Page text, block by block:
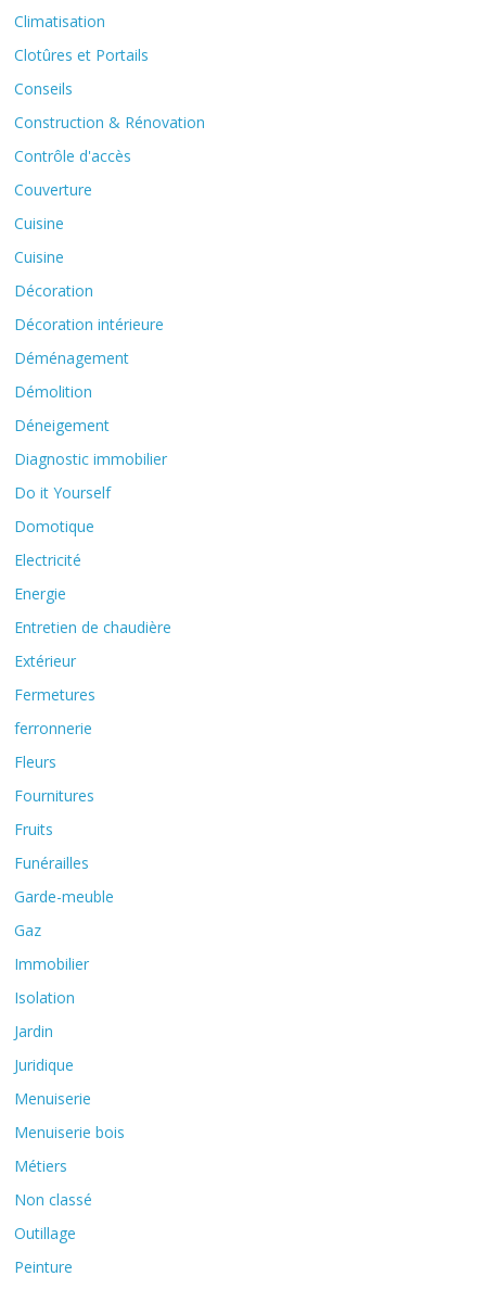
Climatisation
Clotûres et Portails
Conseils
Construction & Rénovation
Contrôle d'accès
Couverture
Cuisine
Cuisine
Décoration
Décoration intérieure
Déménagement
Démolition
Déneigement
Diagnostic immobilier
Do it Yourself
Domotique
Electricité
Energie
Entretien de chaudière
Extérieur
Fermetures
ferronnerie
Fleurs
Fournitures
Fruits
Funérailles
Garde-meuble
Gaz
Immobilier
Isolation
Jardin
Juridique
Menuiserie
Menuiserie bois
Métiers
Non classé
Outillage
Peinture